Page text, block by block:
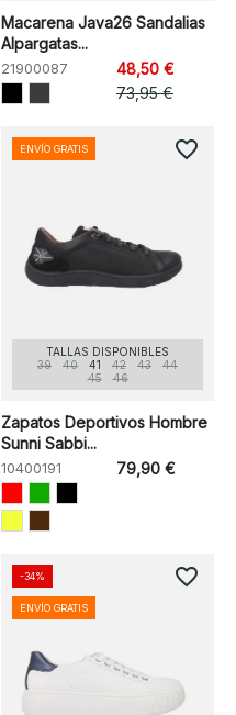
Macarena Java26 Sandalias
Alpargatas...
21900087
48,50 €
73,95 €
TALLAS DISPONIBLES
39
40 41 42 43
44
45
46
Zapatos Deportivos Hombre
Sunni Sabbi...
10400191 79,90 €
ENVÍO GRATIS favorite_border
-34%
ENVÍO GRATIS
favorite_border